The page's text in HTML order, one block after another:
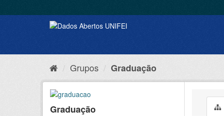
Grupos Graduação
Graduação